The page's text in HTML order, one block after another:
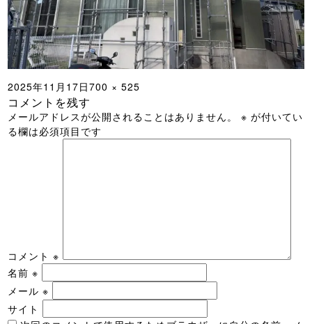
投
稿
日:
2025年11月17日フ
ル
サ
イ
700 × 525
コメントを残す
メールアドレスが公開されることはありません。 ※ が付いてい
る欄は必須項目です
コメント※
名前※
メール※
サイト